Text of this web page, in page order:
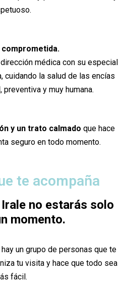
comprometida.
médica con su especial
cuidando la salud de las encías
y muy humana.
y un trato calmado que hace
seguro en todo momento.
te acompaña
no estarás solo
momento.
un grupo de personas que te
tu visita y hace que todo sea
fácil.